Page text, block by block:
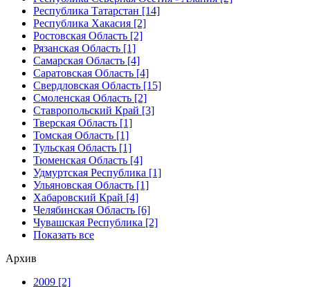
Республика Татарстан [14]
Республика Хакасия [2]
Ростовская Область [2]
Рязанская Область [1]
Самарская Область [4]
Саратовская Область [4]
Свердловская Область [15]
Смоленская Область [2]
Ставропольский Край [3]
Тверская Область [1]
Томская Область [1]
Тульская Область [1]
Тюменская Область [4]
Удмуртская Республика [1]
Ульяновская Область [1]
Хабаровский Край [4]
Челябинская Область [6]
Чувашская Республика [2]
Показать все
Архив
2009 [2]